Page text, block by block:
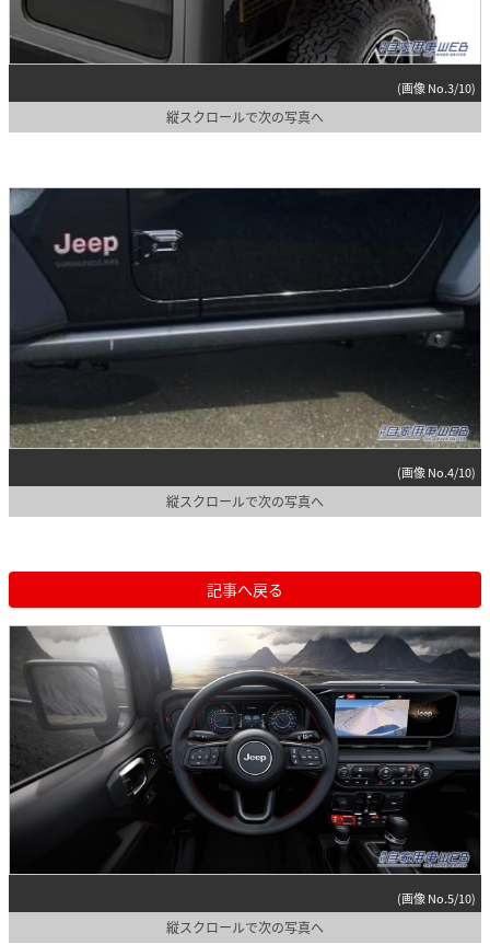
(画像 No.3/10)
縦スクロールで次の写真へ
(画像 No.4/10)
縦スクロールで次の写真へ
記事へ戻る
(画像 No.5/10)
縦スクロールで次の写真へ